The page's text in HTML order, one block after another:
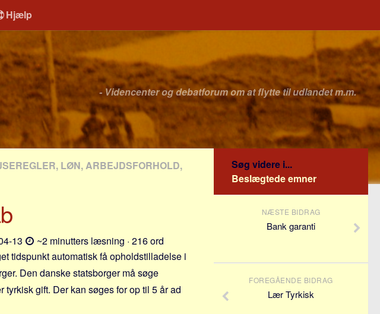
Hjælp
- Videncenter og debatforum om at flytte til udlandet m.m.
LØN, ARBEJDSFORHOLD,
13
~2 minutters læsning · 216 ord
tidspunkt automatisk få opholdstilladelse i
Den danske statsborger må søge
gift. Der kan søges for op til 5 år ad
Søg videre i...
Beslægtede emner
NÆSTE BIDRAG
Bank garanti
FOREGÅENDE BIDRAG
Lær Tyrkisk